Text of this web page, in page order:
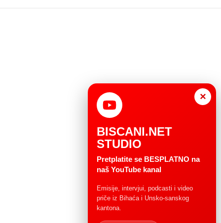
×
BISCANI.NET
STUDIO
Pretplatite se BESPLATNO na
naš YouTube kanal
Emisije, intervjui, podcasti i video
priče iz Bihaća i Unsko-sanskog
kantona.